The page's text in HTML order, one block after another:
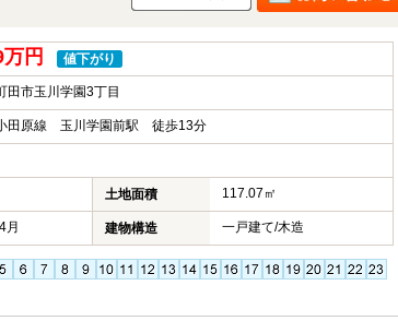
円 値下がり
田市玉川学園3丁目
田原線 玉川学園前駅 徒歩13分
土地面積 117.07㎡
月 建物構造 一戸建て/木造